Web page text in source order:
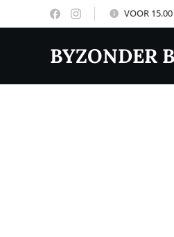
VOOR
BYZONDER